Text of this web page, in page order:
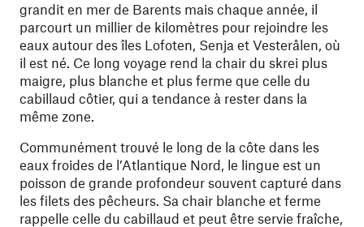
grandit en mer de Barents mais chaque année, il
parcourt un millier de kilomètres pour rejoindre les
eaux autour des îles Lofoten, Senja et Vesterålen, où
il est né. Ce long voyage rend la chair du skrei plus
maigre, plus blanche et plus ferme que celle du
cabillaud côtier, qui a tendance à rester dans la
même zone.
Communément trouvé le long de la côte dans les
eaux froides de l’Atlantique Nord, le lingue est un
poisson de grande profondeur souvent capturé dans
les filets des pêcheurs. Sa chair blanche et ferme
rappelle celle du cabillaud et peut être servie fraîche,